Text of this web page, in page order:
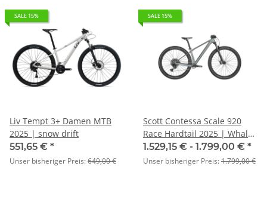
SALE 15%
Liv Tempt 3+ Damen MTB
2025 | snow drift
551,65 € *
Unser bisheriger Preis:649,00 €
SALE 15%
Scott Contessa Scale 920
Race Hardtail 2025 | Whale
Blue
1.529,15 € - 1.799,00 € *
Unser bisheriger Preis:1.799,00 €